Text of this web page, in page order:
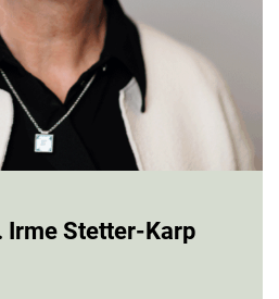
Irme Stetter-Karp